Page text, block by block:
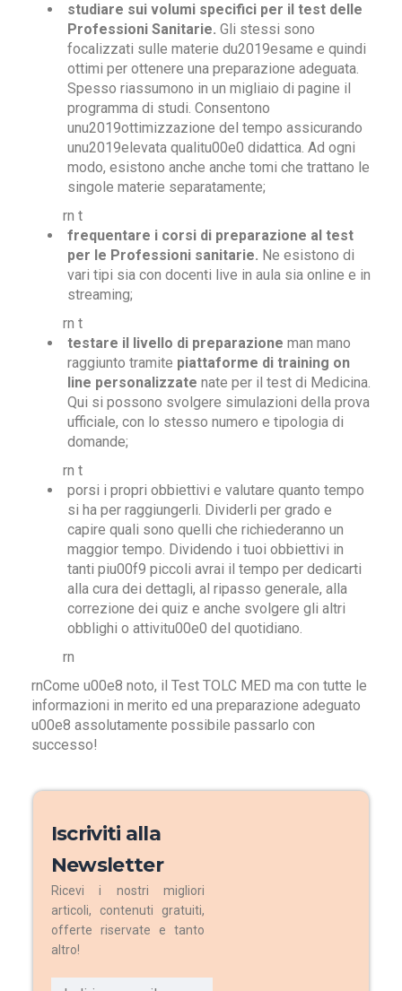
studiare sui volumi specifici per il test delle
Professioni Sanitarie. Gli stessi sono
focalizzati sulle materie du2019esame e quindi
ottimi per ottenere una preparazione adeguata.
Spesso riassumono in un migliaio di pagine il
programma di studi. Consentono
unu2019ottimizzazione del tempo assicurando
unu2019elevata qualitu00e0 didattica. Ad ogni
modo, esistono anche anche tomi che trattano le
singole materie separatamente;
rn t
frequentare i corsi di preparazione al test
per le Professioni sanitarie. Ne esistono di
vari tipi sia con docenti live in aula sia online e in
streaming;
rn t
testare il livello di preparazione man mano
raggiunto tramite piattaforme di training on
line personalizzate nate per il test di Medicina.
Qui si possono svolgere simulazioni della prova
ufficiale, con lo stesso numero e tipologia di
domande;
rn t
porsi i propri obbiettivi e valutare quanto tempo
si ha per raggiungerli. Dividerli per grado e
capire quali sono quelli che richiederanno un
maggior tempo. Dividendo i tuoi obbiettivi in
tanti piu00f9 piccoli avrai il tempo per dedicarti
alla cura dei dettagli, al ripasso generale, alla
correzione dei quiz e anche svolgere gli altri
obblighi o attivitu00e0 del quotidiano.
rn
rnCome u00e8 noto, il Test TOLC MED ma con tutte le
informazioni in merito ed una preparazione adeguato
u00e8 assolutamente possibile passarlo con
successo!
Iscriviti alla
Newsletter
Ricevi i nostri migliori
articoli, contenuti gratuiti,
offerte riservate e tanto
altro!